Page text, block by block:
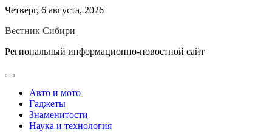
Skip
content
Четверг, 6 августа, 2026
Вестник Сибири
Региональный информационно-новостной сайт
Авто и мото
Гаджеты
Знаменитости
Наука и технология